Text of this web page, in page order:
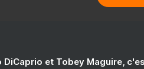
DiCaprio et Tobey Maguire,